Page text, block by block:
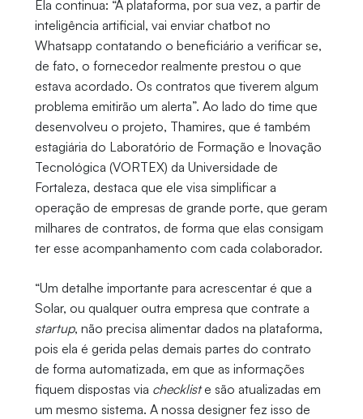
Ela continua: “A plataforma, por sua vez, a partir de
inteligência artificial, vai enviar chatbot no
Whatsapp contatando o beneficiário a verificar se,
de fato, o fornecedor realmente prestou o que
estava acordado. Os contratos que tiverem algum
problema emitirão um alerta”. Ao lado do time que
desenvolveu o projeto, Thamires, que é também
estagiária do Laboratório de Formação e Inovação
Tecnológica (VORTEX) da Universidade de
Fortaleza, destaca que ele visa simplificar a
operação de empresas de grande porte, que geram
milhares de contratos, de forma que elas consigam
ter esse acompanhamento com cada colaborador.
“Um detalhe importante para acrescentar é que a
Solar, ou qualquer outra empresa que contrate a
startup, não precisa alimentar dados na plataforma,
pois ela é gerida pelas demais partes do contrato
de forma automatizada, em que as informações
fiquem dispostas via checkliste são atualizadas em
um mesmo sistema. A nossa designer fez isso de